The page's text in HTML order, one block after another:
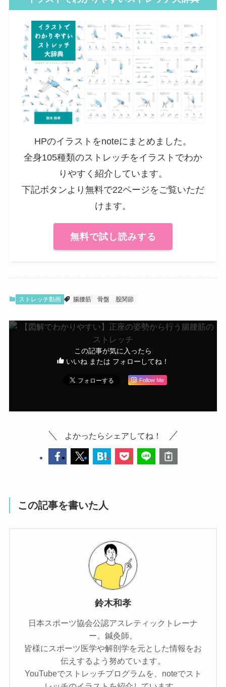
HPのイラストをnoteにまとめました。
全身105種類のストレッチをイラストでわか
りやすく紹介しています。
下記ボタンより無料で22ページをご覧いただ
けます。
無料で試し読みする
ストレッチ動画 腸腰筋 骨盤 股関節
この記事が気に入ったら
いいね または フォローしてね！
Follow Me
よかったらシェアしてね！
この記事を書いた人
鈴木和孝
日本スポーツ協会公認アスレティックトレーナ
ー。鍼灸師。
皆様にスポーツ医学や解剖学を元とした情報をお
伝えするよう努めています。
YouTubeでストレッチプログラムを、noteでスト